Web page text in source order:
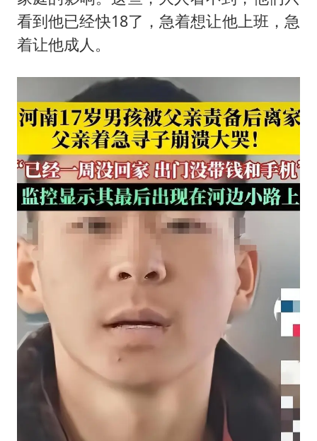
看到他已经快18了，急着想让他上班，急
着让他成人。